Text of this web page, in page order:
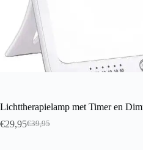
Lichttherapielamp met Timer en
€39,95
€29,95